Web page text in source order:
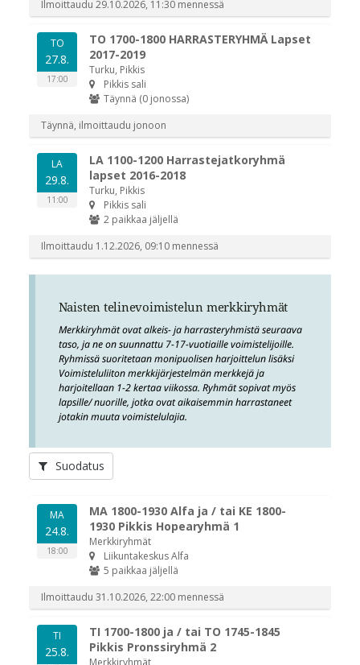
Naisten telinevoimistelun merkkiryhmät
Merkkiryhmät ovat alkeis- ja harrasteryhmistä seuraava
taso, ja ne on suunnattu 7-17-vuotiaille voimistelijoille.
Ryhmissä suoritetaan monipuolisen harjoittelun lisäksi
Voimisteluliiton merkkijärjestelmän merkkejä ja
harjoitellaan 1-2 kertaa viikossa. Ryhmät sopivat myös
lapsille/ nuorille, jotka ovat aikaisemmin harrastaneet
jotakin muuta voimistelulajia.